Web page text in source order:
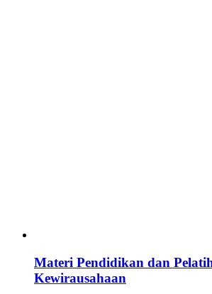
Materi Pendidikan dan
Kewirausahaan